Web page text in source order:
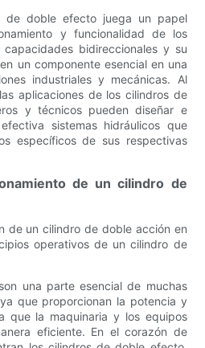
de doble efecto juega un papel
y funcionalidad de los
capacidades bidireccionales y su
un componente esencial en una
industriales y mecánicas. Al
aplicaciones de los cilindros de
y técnicos pueden diseñar e
sistemas hidráulicos que
específicos de sus respectivas
de un cilindro de
de un cilindro de doble acción en
operativos de un cilindro de
una parte esencial de muchas
que proporcionan la potencia y
que la maquinaria y los equipos
eficiente. En el corazón de